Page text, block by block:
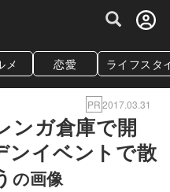
・プレミアムレストラン予約
メ 恋愛 ライフスタ
PR2017.03.31
ンガ倉庫で開
ンイベントで散
の画像